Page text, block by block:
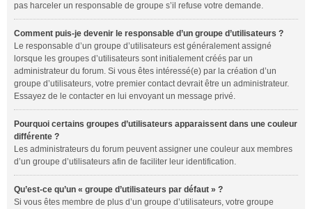
pas harceler un responsable de groupe s’il refuse votre demande.
Comment puis-je devenir le responsable d’un groupe d’utilisateurs ?
Le responsable d’un groupe d’utilisateurs est généralement assigné
lorsque les groupes d’utilisateurs sont initialement créés par un
administrateur du forum. Si vous êtes intéressé(e) par la création d’un
groupe d’utilisateurs, votre premier contact devrait être un administrateur.
Essayez de le contacter en lui envoyant un message privé.
Pourquoi certains groupes d’utilisateurs apparaissent dans une couleur
différente ?
Les administrateurs du forum peuvent assigner une couleur aux membres
d’un groupe d’utilisateurs afin de faciliter leur identification.
Qu’est-ce qu’un « groupe d’utilisateurs par défaut » ?
Si vous êtes membre de plus d’un groupe d’utilisateurs, votre groupe